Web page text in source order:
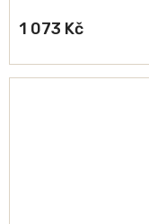
1 073 Kč